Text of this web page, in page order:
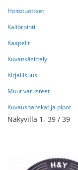
Näkyvillä 1- 39 / 39
Hoitotuotteet
Kalibrointi
Kaapelit
Kuvankäsittely
Kirjallisuus
Muut varusteet
Kuvaushanskat ja pipot